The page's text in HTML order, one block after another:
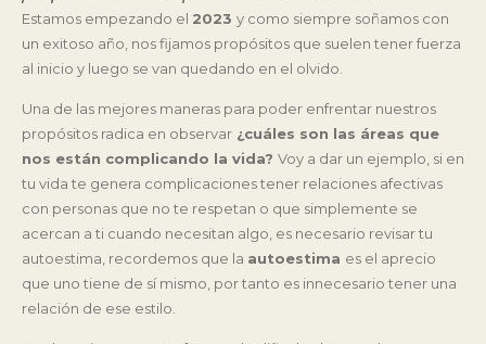
Estamos empezando el 2023 y como siempre soñamos con
un exitoso año, nos fijamos propósitos que suelen tener fuerza
al inicio y luego se van quedando en el olvido.
Una de las mejores maneras para poder enfrentar nuestros
propósitos radica en observar ¿cuáles son las áreas que
nos están complicando la vida? Voy a dar un ejemplo, si en
tu vida te genera complicaciones tener relaciones afectivas
con personas que no te respetan o que simplemente se
acercan a ti cuando necesitan algo, es necesario revisar tu
autoestima, recordemos que la autoestima es el aprecio
que uno tiene de sí mismo, por tanto es innecesario tener una
relación de ese estilo.